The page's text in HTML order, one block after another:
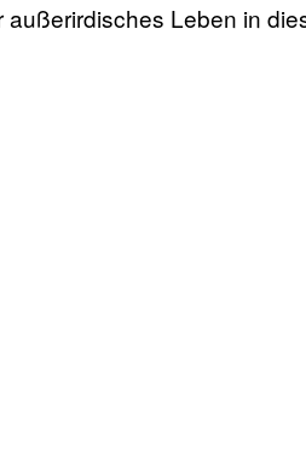
Leben in